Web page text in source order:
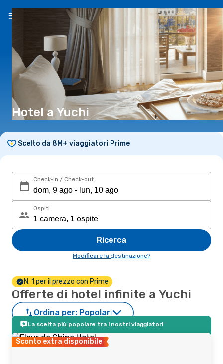
IT(€)
Hotel a Yuchi
Scelto da 8M+ viaggiatori Prime
Check-in / Check-out
Ospiti
Ricerca
Modificare la destinazione?
N. 1 per il prezzo con Prime
Offerte di hotel infinite a Yuchi
Ordina per: Popolari
La scelta più popolare tra i nostri viaggiatori
Sconto extra disponibile